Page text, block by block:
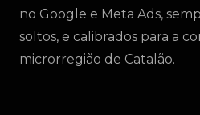
no Google e Meta Ads,
soltos, e calibrados para a
microrregião de Catalão.